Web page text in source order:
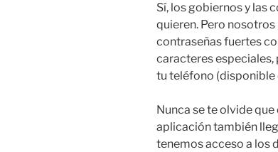
Sí, los gobiernos y las
quieren. Pero
contraseñas fuertes
caracteres
tu teléfono (disponible
Nunca se te olvide
aplicación también
tenemos acceso a los